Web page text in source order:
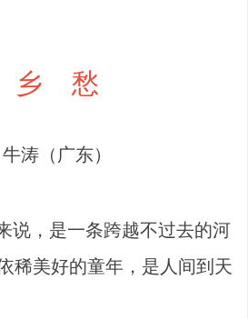
乡 愁
牛涛（广东）
说，是一条跨越不过去的河
稀美好的童年，是人间到天